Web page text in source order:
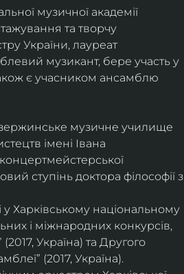
музичної академії
та творчу
України, лауреат
музикант, бере участь у
є учасником ансамблю
музичне училище
імені Івана
ступінь доктора філософії з
Харківському національному
і міжнародних конкурсів,
Україна) та Другого
(2017, Україна).